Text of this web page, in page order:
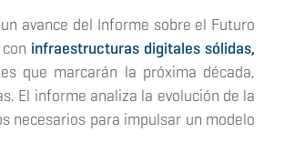
avance del Informe sobre el Futuro
infraestructuras digitales sólidas,
que marcarán la próxima década,
El informe analiza la evolución de la
necesarios para impulsar un modelo